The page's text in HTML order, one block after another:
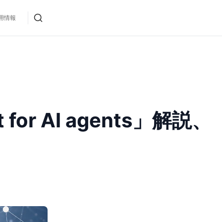
情報
AI agents」解説、